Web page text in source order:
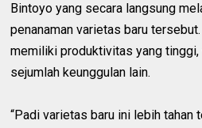
Bintoyo yang secara langsung
penanaman varietas baru
memiliki produktivitas yang
sejumlah keunggulan lain.
“Padi varietas baru ini lebih tahan